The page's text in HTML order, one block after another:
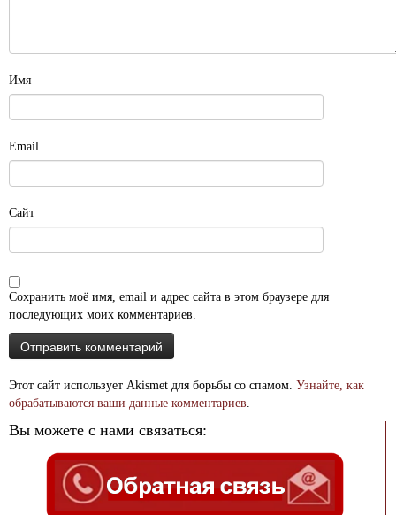
Имя
Email
Сайт
Сохранить моё имя, email и адрес сайта в этом браузере для
последующих моих комментариев.
Этот сайт использует Akismet для борьбы со спамом. Узнайте, как
обрабатываются ваши данные комментариев.
Вы можете с нами связаться: